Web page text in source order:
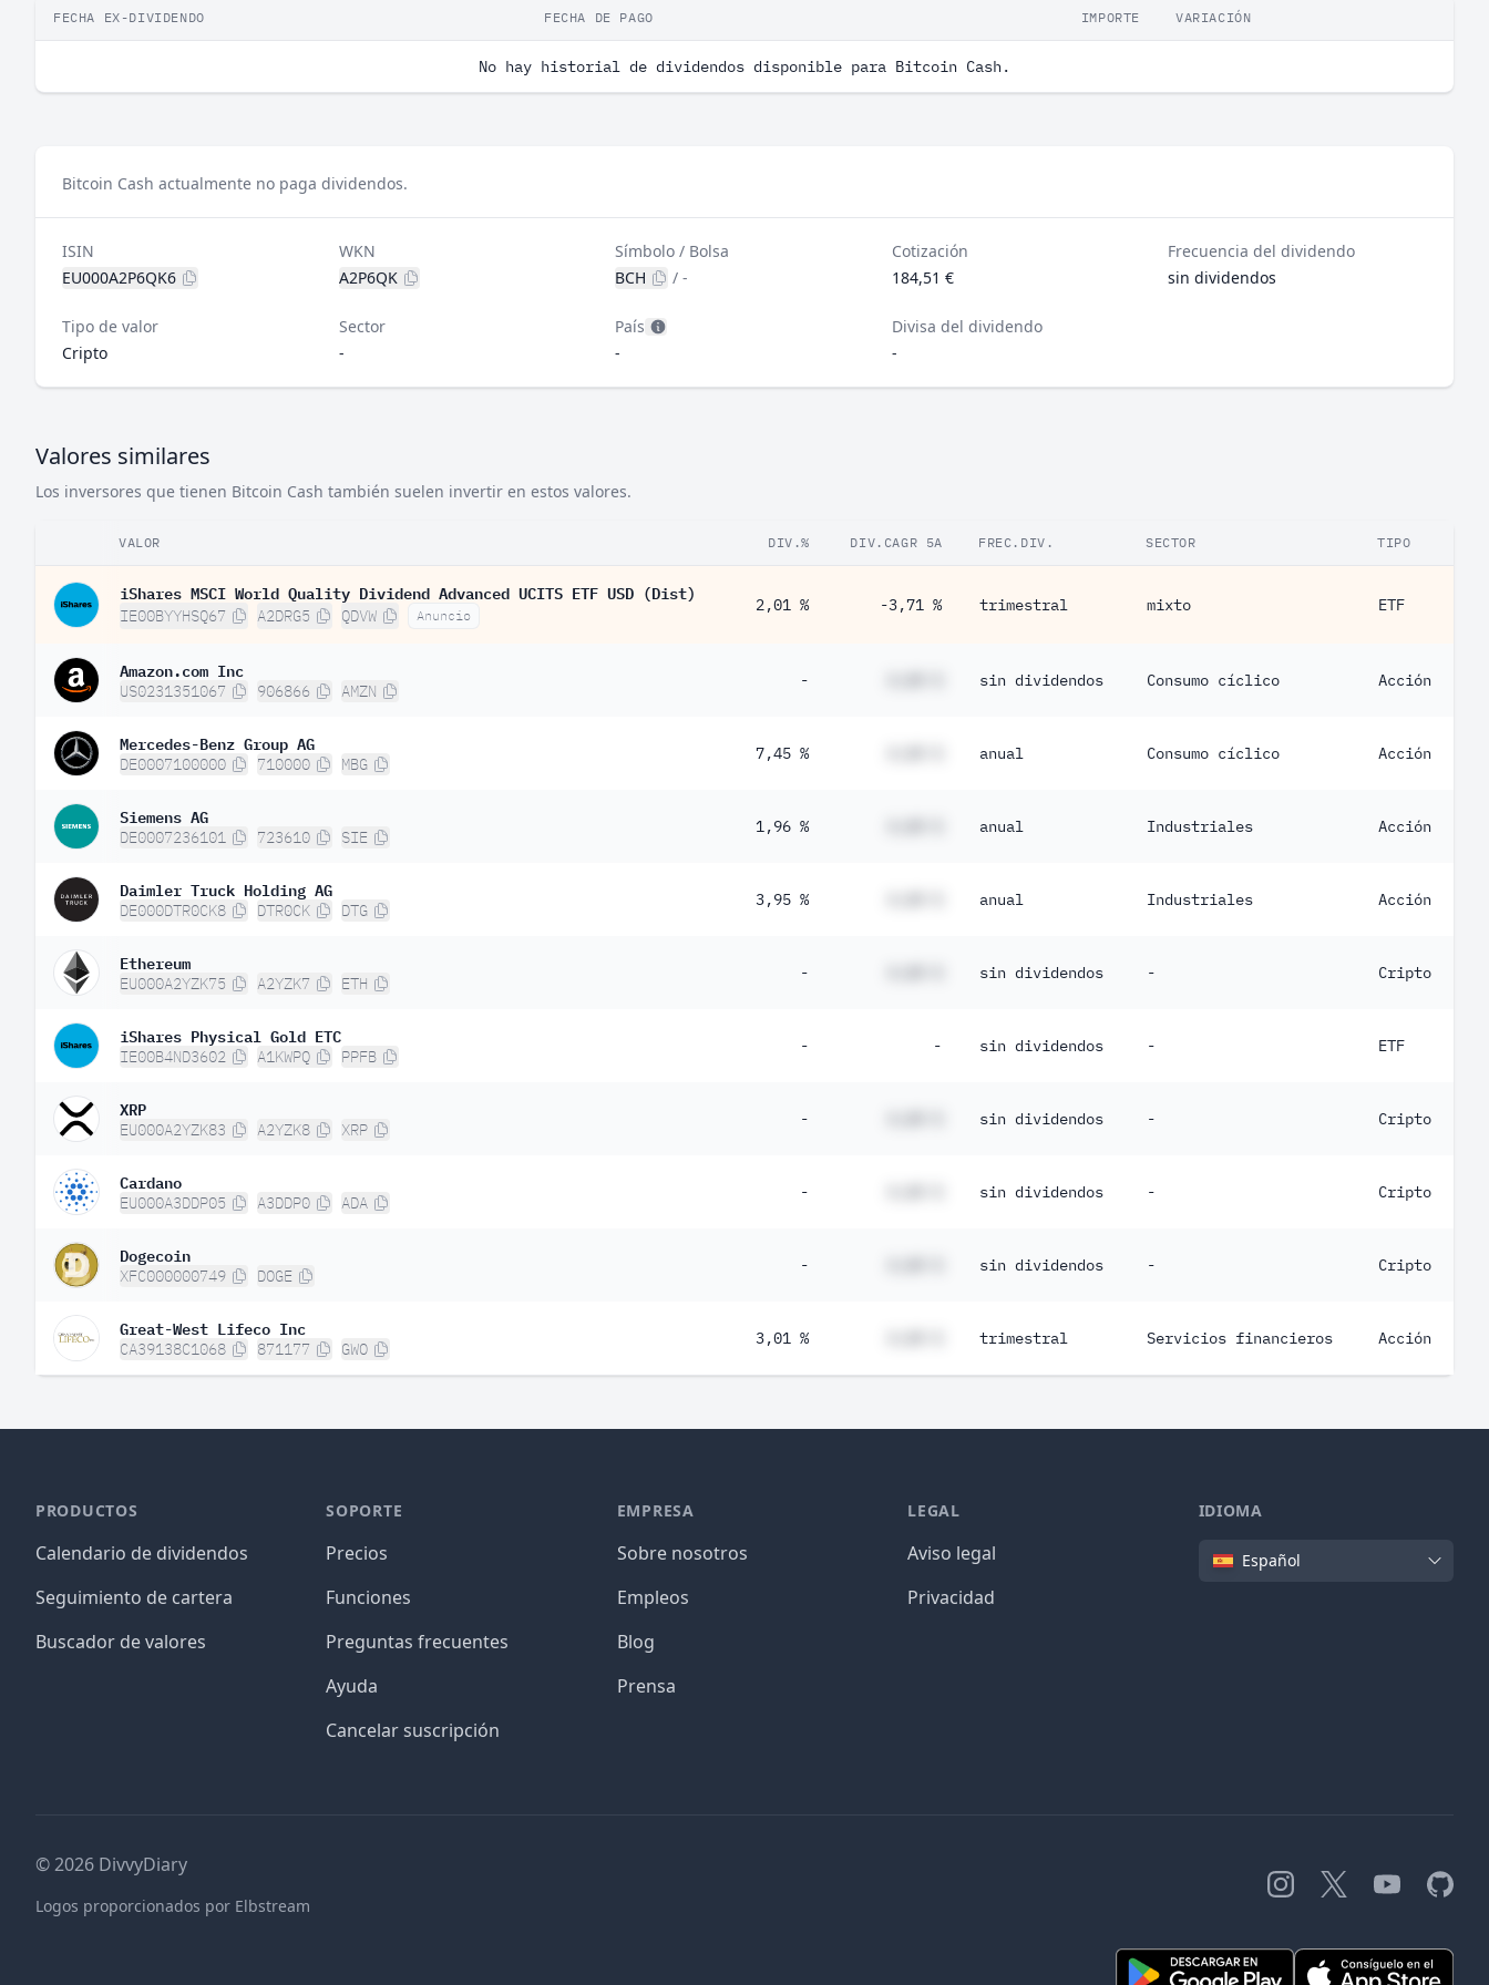
FECHA EX-DIVIDENDO FECHA DE PAGO IMPORTE VARIACIÓN
No hay historial de dividendos disponible para Bitcoin Cash.
Bitcoin Cash actualmente no paga dividendos.
ISIN
EU000A2P6QK6
WKN
A2P6QK
Símbolo / Bolsa
BCH
/-
Cotización
184,51 €
Frecuencia del dividendo
sin dividendos
Tipo de valor
Cripto
Sector
-
País
-
Divisa del dividendo
-
Valores similares
Los inversores que tienen Bitcoin Cash también suelen invertir en estos valores.
VALOR DIV.% DIV.CAGR 5A FREC.DIV. SECTOR TIPO
iShares MSCI World Quality Dividend Advanced UCITS ETF USD (Dist)
IE00BYYHSQ67 A2DRG5 QDVW Anuncio
2,01 % -3,71 % trimestral mixto ETF
Amazon.com Inc
US0231351067 906866 AMZN
- sin dividendos Consumo cíclico Acción
Mercedes-Benz Group AG
DE0007100000 710000 MBG
7,45 % anual Consumo cíclico Acción
Siemens AG
DE0007236101 723610 SIE
1,96 % anual Industriales Acción
Daimler Truck Holding AG
DE000DTR0CK8 DTR0CK DTG
3,95 % anual Industriales Acción
Ethereum
EU000A2YZK75 A2YZK7 ETH
- sin dividendos - Cripto
iShares Physical Gold ETC
IE00B4ND3602 A1KWPQ PPFB
- - sin dividendos - ETF
XRP
EU000A2YZK83 A2YZK8 XRP
- sin dividendos - Cripto
Cardano
EU000A3DDP05 A3DDP0 ADA
- sin dividendos - Cripto
Dogecoin
XFC000000749 DOGE
- sin dividendos - Cripto
Great-West Lifeco Inc
CA39138C1068 871177 GWO
3,01 % trimestral Servicios financieros Acción
PRODUCTOS
Calendario de dividendos
Seguimiento de cartera
Buscador de valores
SOPORTE
Precios
Funciones
Preguntas frecuentes
Ayuda
Cancelar suscripción
EMPRESA
Sobre nosotros
Empleos
Blog
Prensa
LEGAL
Aviso legal
Privacidad
IDIOMA
IdiomaEspañol
Instagram
X YouTubeGitHub
©2026 DivvyDiary
Logos proporcionados por Elbstream